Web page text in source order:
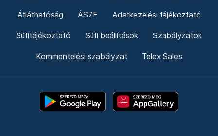
Átláthatóság ÁSZF Adatkezelési tájékoztató
Sütitájékoztató Süti beállítások Szabályzatok
Kommentelési szabályzat Telex Sales